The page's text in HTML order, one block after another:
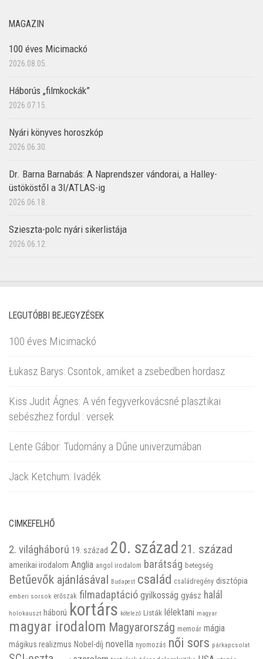
MAGAZIN
100 éves Micimackó
2026.08.05.
Háborús „filmkockák”
2026.07.15.
Nyári könyves horoszkóp
2026.06.30.
Dr. Barna Barnabás: A Naprendszer vándorai, a Halley-
üstököstől a 3I/ATLAS-ig
2026.06.18.
Szieszta-polc nyári sikerlistája
2026.06.12.
LEGUTÓBBI BEJEGYZÉSEK
100 éves Micimackó
Łukasz Barys: Csontok, amiket a zsebedben hordasz
Kiss Judit Ágnes: A vén fegyverkovácsné plasztikai
sebészhez fordul : versek
Lente Gábor: Tudomány a Dűne univerzumában
Jack Ketchum: Ivadék
CIMKEFELHŐ
2. világháború 19. század 20. század 21. század
amerikai irodalom Anglia angol irodalom barátság betegség
Betűevők ajánlásával Budapest család családregény disztópia
emberi sorsok erőszak filmadaptáció gyilkosság gyász halál
holokauszt háború kortárs kötelező Listák lélektani magyar
magyar irodalom Magyarország memoár mágia
mágikus realizmus Nobel-díj novella nyomozás női sors párkapcsolat